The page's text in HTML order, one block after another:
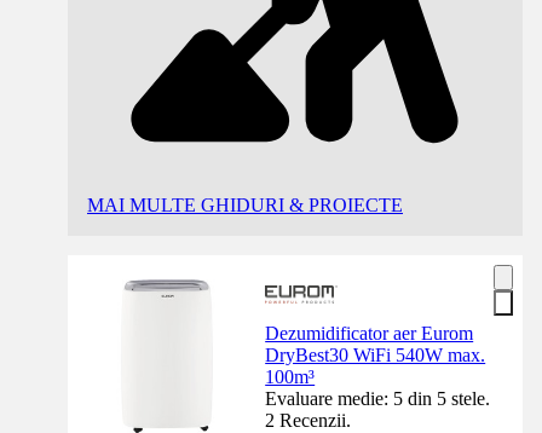
MAI MULTE GHIDURI & PROIECTE
Dezumidificator aer Eurom
DryBest30 WiFi 540W max.
100m³
Evaluare medie: 5 din 5 stele.
2 Recenzii.